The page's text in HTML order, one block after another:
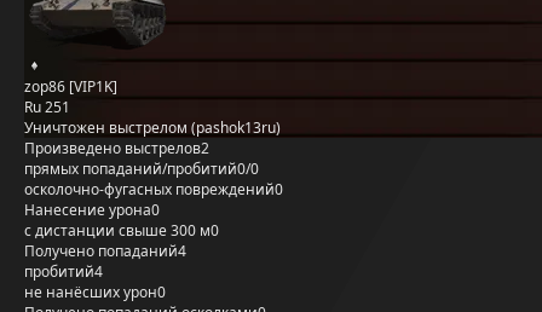
zop86 [VIP1K]
Ru 251
Уничтожен выстрелом (pashok13ru)
Произведено выстрелов2
прямых попаданий/пробитий0/0
осколочно-фугасных повреждений0
Нанесение урона0
с дистанции свыше 300 м0
Получено попаданий4
пробитий4
не нанёсших урон0